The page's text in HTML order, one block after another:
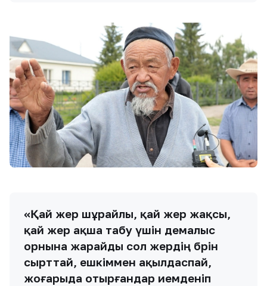
«Қай жер шұрайлы, қай жер жақсы,
қай жер ақша табу үшін демалыс
орнына жарайды сол жердің бәрін
сырттай, ешкіммен ақылдаспай,
жоғарыда отырғандар иемденіп